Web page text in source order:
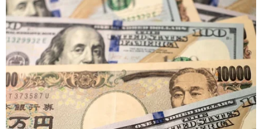
chuỗi cung ứng đang tác động trực tiếp đến
cuộc sống hằng ngày của người dân.
Kể từ tháng 10 năm ngoái, lạm phát ở Nhật Bản
đã liên tục tăng và đã lần đầu tiên vượt ngưỡng
mục tiêu 2% của Ngân hàng Trung ương Nhật
Bản (BOJ) vào tháng 4/2022 sau hơn 7 năm.
Trước bầu cử, không ít thành viên LDP đã bày tỏ